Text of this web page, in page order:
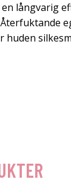
långvarig
huden